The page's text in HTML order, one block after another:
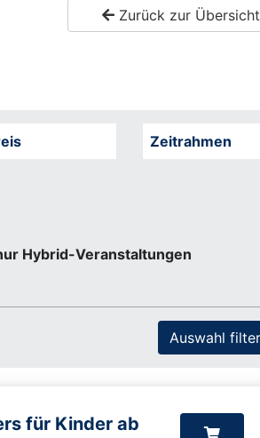
Zurück zur Übersicht
Zeitrahmen
Hybrid-Veranstaltungen
für Kinder ab